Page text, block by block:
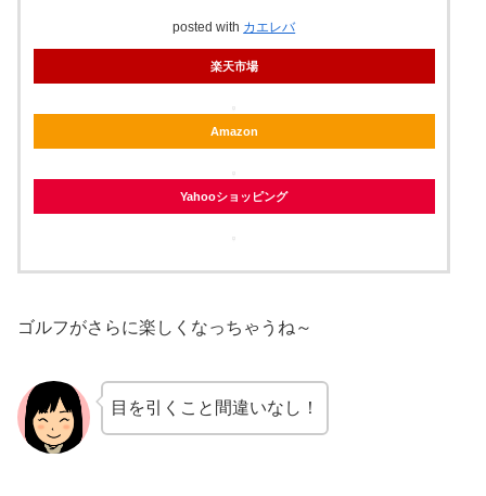
posted with カエレバ
楽天市場
Amazon
Yahooショッピング
ゴルフがさらに楽しくなっちゃうね～
目を引くこと間違いなし！